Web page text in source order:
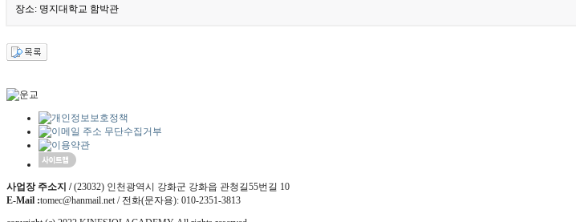
장소: 명지대학교 함박관
사업장 주소지 /(23032) 인천광역시 강화군 강화읍 관청길55번길 10
E-Mail :tomec@hanmail.net / 전화(문자용): 010-2351-3813